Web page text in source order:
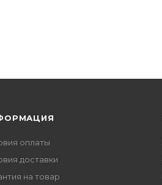
оплаты
доставки
на товар